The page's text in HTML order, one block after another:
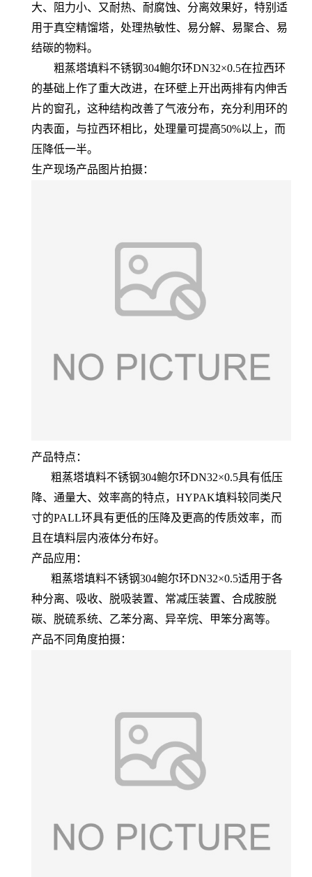
大、阻力小、又耐热、耐腐蚀、分离效果好，特别适
用于真空精馏塔，处理热敏性、易分解、易聚合、易
结碳的物料。
粗蒸塔填料不锈钢304鲍尔环DN32×0.5在拉西环
的基础上作了重大改进，在环壁上开出两排有内伸舌
片的窗孔，这种结构改善了气液分布，充分利用环的
内表面，与拉西环相比，处理量可提高50%以上，而
压降低一半。
生产现场产品图片拍摄：
产品特点：
粗蒸塔填料不锈钢304鲍尔环DN32×0.5具有低压
降、通量大、效率高的特点，HYPAK填料较同类尺
寸的PALL环具有更低的压降及更高的传质效率，而
且在填料层内液体分布好。
产品应用：
粗蒸塔填料不锈钢304鲍尔环DN32×0.5适用于各
种分离、吸收、脱吸装置、常减压装置、合成胺脱
碳、脱硫系统、乙苯分离、异辛烷、甲笨分离等。
产品不同角度拍摄：